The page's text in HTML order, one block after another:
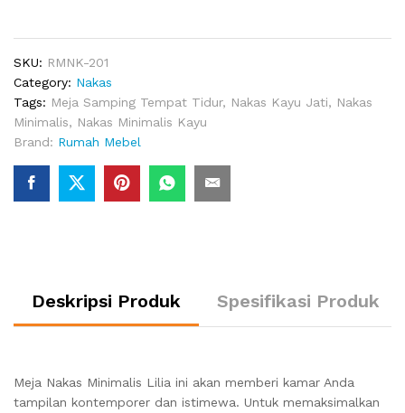
SKU: RMNK-201
Category: Nakas
Tags: Meja Samping Tempat Tidur, Nakas Kayu Jati, Nakas
Minimalis, Nakas Minimalis Kayu
Brand: Rumah Mebel
Deskripsi Produk Spesifikasi Produk
Meja Nakas Minimalis Lilia ini akan memberi kamar Anda
tampilan kontemporer dan istimewa. Untuk memaksimalkan